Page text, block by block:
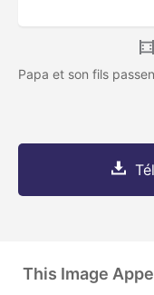
Papa et son fils
This Image